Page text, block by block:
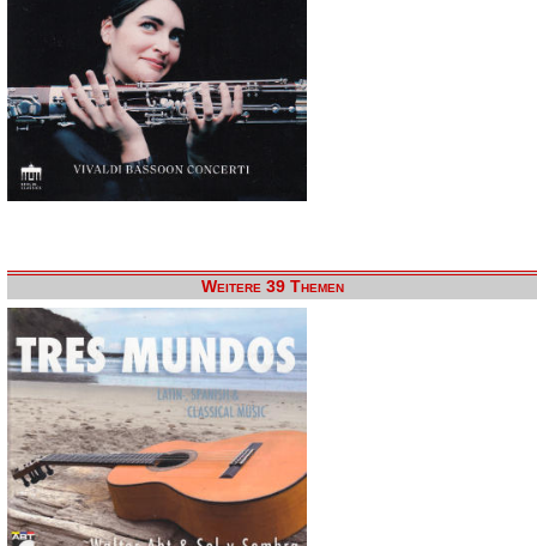
Weitere 39 Themen